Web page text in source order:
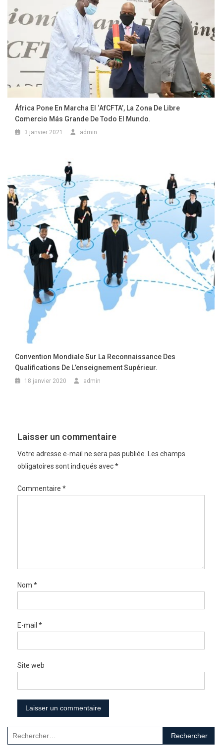
África Pone En Marcha El ‘AfCFTA’, La Zona De Libre
Comercio Más Grande De Todo El Mundo.
3 janvier 2021 admin
Convention Mondiale Sur La Reconnaissance Des
Qualifications De L’enseignement Supérieur.
18 janvier 2020 admin
Laisser un commentaire
Votre adresse e-mail ne sera pas publiée.
Les champs
obligatoires sont indiqués avec*
Commentaire *
Nom *
E-mail *
Site web
Rechercher :